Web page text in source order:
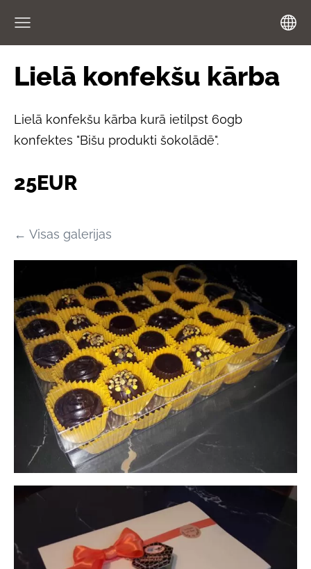
Lielā konfekšu kārba
Lielā konfekšu kārba kurā ietilpst 60gb
konfektes "Bišu produkti šokolādē".
25EUR
Visas galerijas